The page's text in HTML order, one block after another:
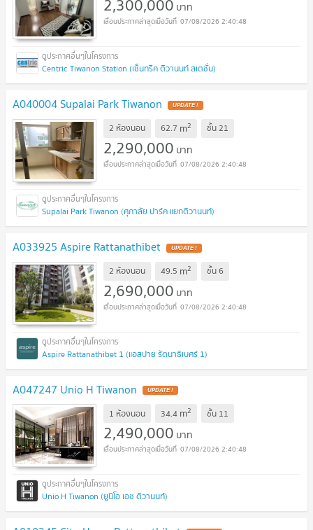
2,300,000 บาท
07/08/2026 2:40:48
Centric Tiwanon Station (เซ็นทริค ติวานนท์ สเตชั่น)
A040004 Supalai Park Tiwanon UPDATE !
2 ห้องนอน 62.7 m2 ชั้น21
2,290,000 บาท
07/08/2026 2:40:48
Supalai Park Tiwanon (ศุภาลัย ปาร์ค แยกติวานนท์)
A033925 Aspire Rattanathibet UPDATE !
2 ห้องนอน 49.5 m2 ชั้น6
2,690,000 บาท
07/08/2026 2:40:48
Aspire Rattanathibet 1 (แอสปาย รัตนาธิเบศร์ 1)
A047247 Unio H Tiwanon UPDATE !
1 ห้องนอน 34.4 m2 ชั้น 11
2,490,000 บาท
07/08/2026 2:40:48
Unio H Tiwanon (ยูนิโอ เอช ติวานนท์)